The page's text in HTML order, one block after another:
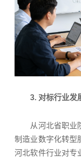
3. 对标行业发展
从河北省职业院
制造业数字化转型
河北软件行业对专